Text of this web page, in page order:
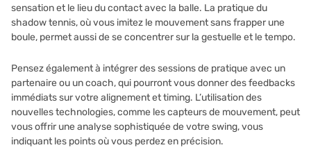
sensation et le lieu du contact avec la balle. La pratique du
shadow tennis, où vous imitez le mouvement sans frapper une
boule, permet aussi de se concentrer sur la gestuelle et le tempo.
Pensez également à intégrer des sessions de pratique avec un
partenaire ou un coach, qui pourront vous donner des feedbacks
immédiats sur votre alignement et timing. L’utilisation des
nouvelles technologies, comme les capteurs de mouvement, peut
vous offrir une analyse sophistiquée de votre swing, vous
indiquant les points où vous perdez en précision.